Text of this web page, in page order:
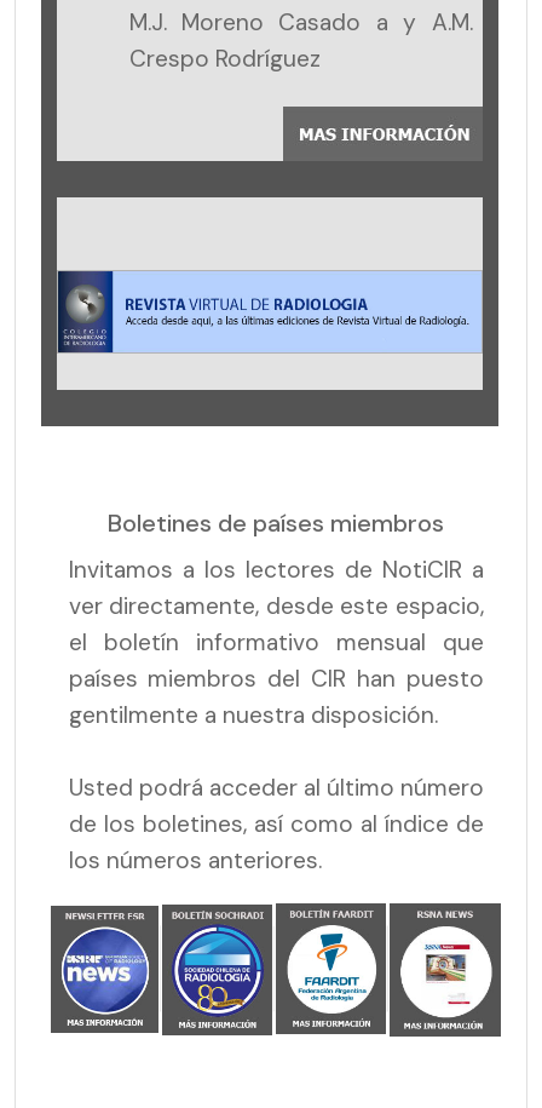
M.J. Moreno Casado a y A.M.
Crespo Rodríguez
Boletines de países miembros
Invitamos a los lectores de NotiCIR a
ver directamente, desde este espacio,
el boletín informativo mensual que
países miembros del CIR han puesto
gentilmente a nuestra disposición.
Usted podrá acceder al último número
de los boletines, así como al índice de
los números anteriores.